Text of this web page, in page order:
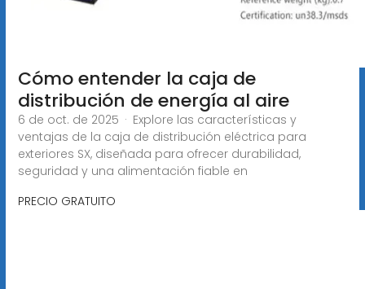
Cómo entender la caja de
distribución de energía al aire
6 de oct. de 2025 · Explore las características y
ventajas de la caja de distribución eléctrica para
exteriores SX, diseñada para ofrecer durabilidad,
seguridad y una alimentación fiable en
PRECIO GRATUITO